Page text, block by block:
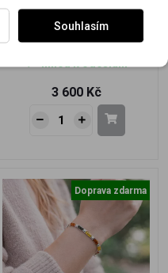
J-127-N
Ihned k odeslání
3 600 Kč
Doprava zdarma
Souhlasím